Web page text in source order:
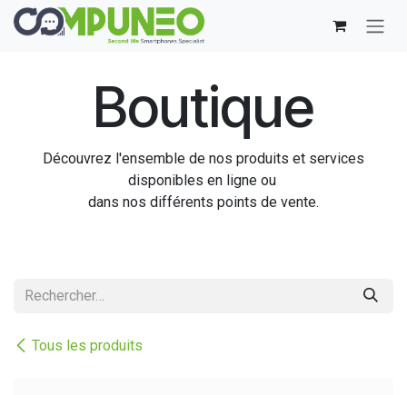
Se rendre au contenu
Boutique
Découvrez l'ensemble de nos produits et services
disponibles en ligne ou
dans nos différents points de vente.
Tous les produits